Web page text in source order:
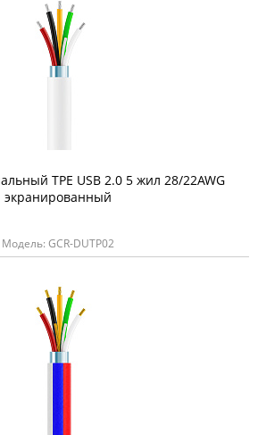
TPE USB 2.0 5 жил 28/22AWG
экранированный
Модель: GCR-DUTP02